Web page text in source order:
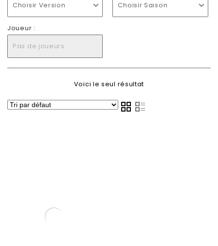
Choisir Version
Choisir Saison
Joueur :
Pas de joueurs
Voici le seul résultat